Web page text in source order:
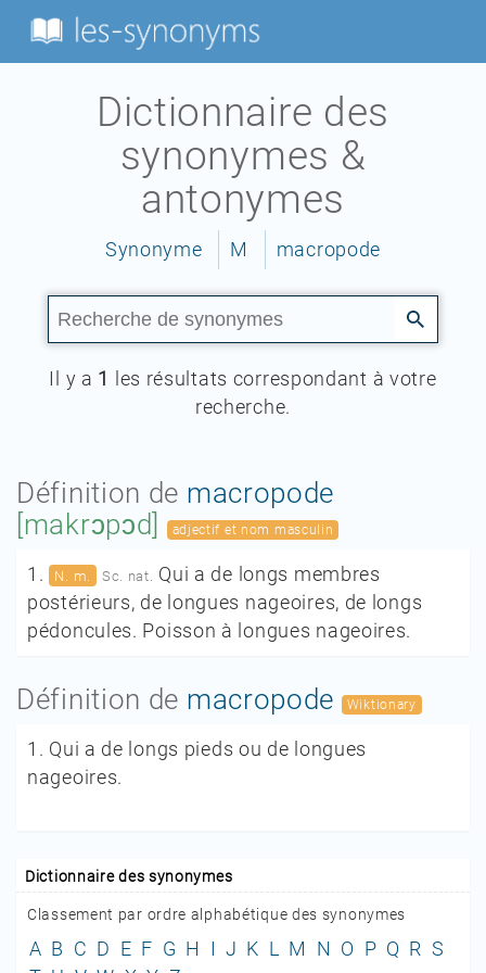
Dictionnaire des
synonymes &
antonymes
Synonyme M macropode
Il y a 1
les résultats correspondant à votre
recherche.
Définition de macropode
[makrɔpɔd]
adjectif et nom masculin
1. N. m. Sc. nat.
Qui a de longs membres
postérieurs, de longues nageoires, de longs
pédoncules. Poisson à longues nageoires.
Définition de macropode Wiktionary
1. Qui a de longs pieds ou de longues
nageoires.
Dictionnaire des synonymes
Classement par ordre alphabétique des synonymes
A B C D E F G H I J K L M N O P Q R S